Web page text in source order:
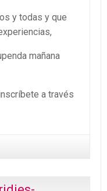
y todas y que
mañana
a través